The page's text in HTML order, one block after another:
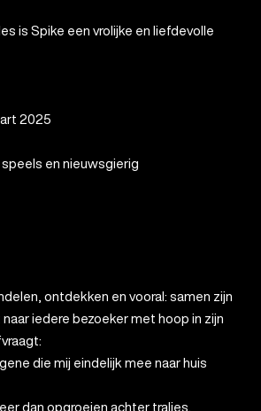
is Spike een vrolijke en liefdevolle
2025
en nieuwsgierig
ontdekken en vooral: samen zijn
iedere bezoeker met hoop in zijn
die mij eindelijk mee naar huis
dan opgroeien achter tralies.